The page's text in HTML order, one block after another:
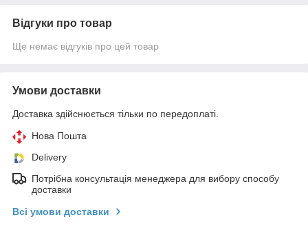
Відгуки про товар
Ще немає відгуків про цей товар
Умови доставки
Доставка здійснюється тільки по передоплаті.
Нова Пошта
Delivery
Потрібна консультація менеджера для вибору способу
доставки
Всі умови доставки